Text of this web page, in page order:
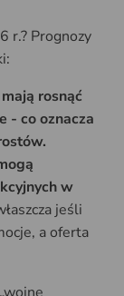
r.? Prognozy
rosnąć
- co oznacza
w
jeśli
a oferta